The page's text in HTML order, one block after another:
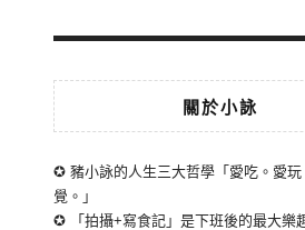
關於小詠
✪ 豬小詠的人生三大哲學「愛吃。愛玩
覺。」
✪ 「拍攝+寫食記」是下班後的最大樂